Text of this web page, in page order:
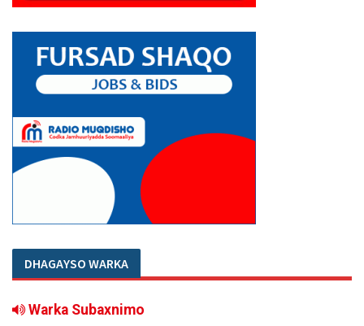
DHAGAYSO WARKA
Warka Subaxnimo